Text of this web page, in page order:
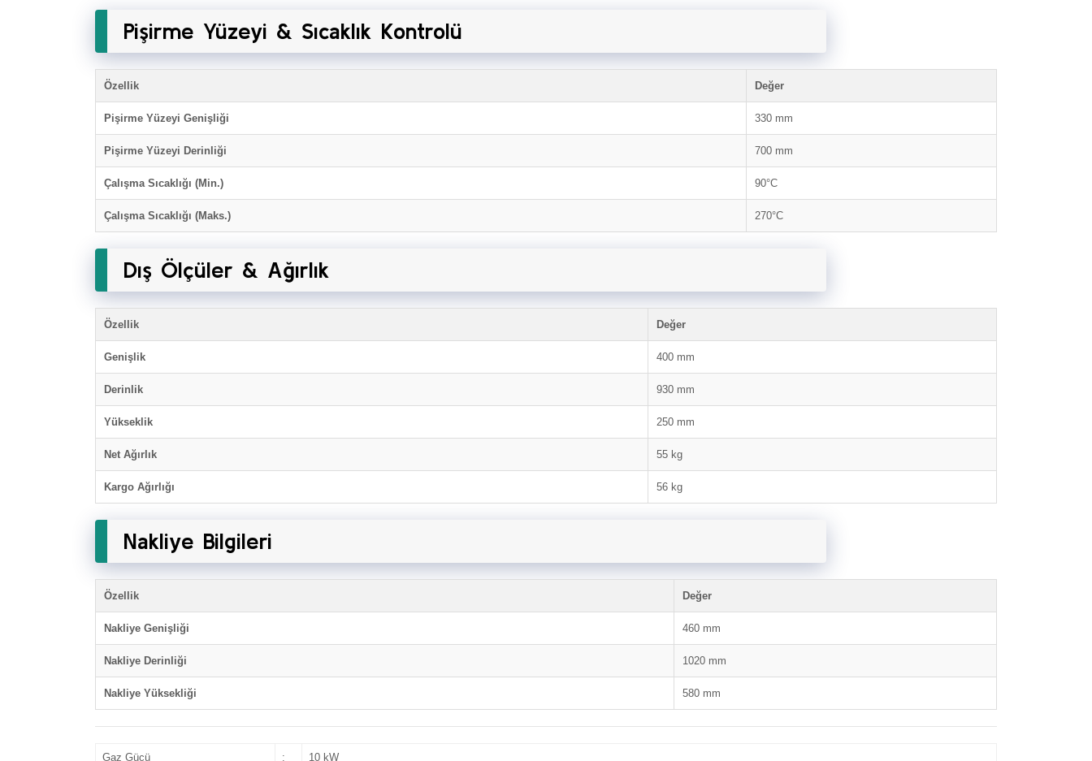
Pişirme Yüzeyi & Sıcaklık Kontrolü
Özellik Değer
Pişirme Yüzeyi Genişliği 330 mm
Pişirme Yüzeyi Derinliği 700 mm
Çalışma Sıcaklığı (Min.) 90°C
Çalışma Sıcaklığı (Maks.) 270°C
Dış Ölçüler & Ağırlık
Özellik Değer
Genişlik 400 mm
Derinlik 930 mm
Yükseklik 250 mm
Net Ağırlık 55 kg
Kargo Ağırlığı 56 kg
Nakliye Bilgileri
Özellik Değer
Nakliye Genişliği 460 mm
Nakliye Derinliği 1020 mm
Nakliye Yüksekliği 580 mm
Gaz Gücü : 10 kW